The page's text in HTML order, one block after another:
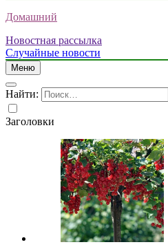
Домашний
Новостная рассылка
Случайные новости
Меню
Найти:
Заголовки